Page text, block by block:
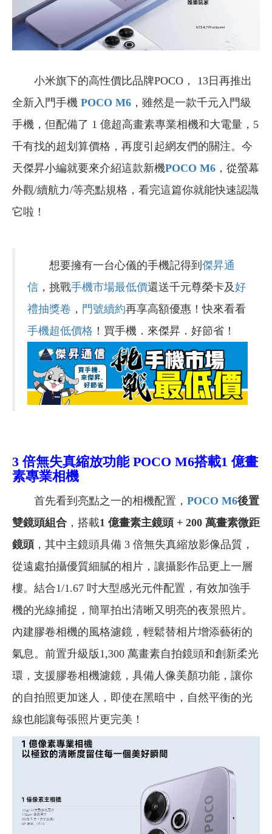
小米旗下的高性價比品牌POCO， 13日再推出
全新入門手機 POCO M6 ，雖然是一款千元入門級
手機，但配備了 1 億超高畫素專業相機和大電量，5
千有找的超划算價格，再度引起網友們的關注。今
天傑昇小編就要來介紹這款新機POCO M6 ，從螢幕
外觀/續航力/等亮點規格，看完這篇你就能快速認識
它啦！
想要擁有一台心儀的手機記得到 傑昇通
信 ，挑戰手機市場最低價還送千元尊榮卡及好
禮抽獎卷 ， 門號續約再享高額優惠！快來看看
手機超低價格 ！買手機．來傑昇．好節省！
3 倍無失真縮放功能 POCO M6搭載1 億畫
素專業相機
首先看到亮點之一的相機配置， POCO M6後置
雙鏡頭組合 ，搭載1 億畫素主鏡頭 + 200 萬畫素微距
鏡頭 ，其中主鏡頭具備 3 倍無失真縮放影像品質，
從遠處拍攝優質細膩的相片，讓攝影作品更上一層
樓。結合1/1.67 吋大型感光元件配置，有效加強手
機的光線捕捉，簡單拍出清晰又明亮的夜景照片。
內建膠卷相機的風格濾鏡，輕鬆替相片增添藝術的
氣息。前置升級版1,300 萬畫素自拍鏡頭和創新柔光
環，支援膠卷相機濾鏡，具備人像美顏功能，讓你
的自拍照更加迷人，即使在黑暗中，自然平衡的光
線也能讓每張照片更完美！